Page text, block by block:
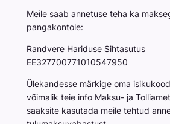
Meile saab annetuse teha ka
pangakontole:
Randvere Hariduse Sihtasutus
EE327700771010547950
Ülekandesse märkige oma
võimalik teie info Maksu- ja
saaksite kasutada meile tehtud